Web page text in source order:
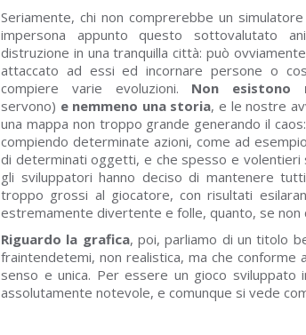
Seriamente, chi non comprerebbe un
impersona appunto questo sottovalutato
distruzione in una tranquilla città: può
attaccato ad essi ed incornare persone o
compiere varie evoluzioni. Non esistono
servono) e nemmeno una storia, e le nostre
una mappa non troppo grande generando il
compiendo determinate azioni, come ad
di determinati oggetti, e che spesso e volentieri
gli sviluppatori hanno deciso di mantenere
troppo grossi al giocatore, con risultati
estremamente divertente e folle, quanto, se non
Riguardo la grafica, poi, parliamo di un titolo
fraintendetemi, non realistica, ma che conforme
senso e unica. Per essere un gioco sviluppato
assolutamente notevole, e comunque si vede